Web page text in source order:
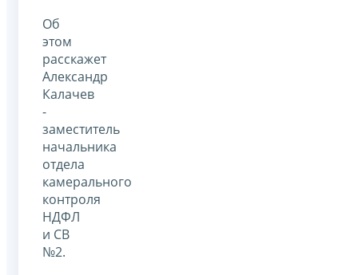
Об
этом
расскажет
Александр
Калачев
-
заместитель
начальника
отдела
камерального
контроля
НДФЛ
и СВ
№2.